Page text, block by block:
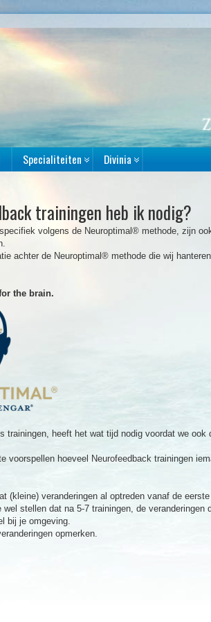
Specialiteiten Divinia
trainingen heb ik nodig?
volgens de Neuroptimal® methode, zijn
achter de Neuroptimal® methode die wij
brain.
trainingen, heeft het wat tijd nodig voordat we ook
voorspellen hoeveel Neurofeedback trainingen
(kleine) veranderingen al optreden vanaf de
stellen dat na 5-7 trainingen, de
bij je omgeving.
opmerken.